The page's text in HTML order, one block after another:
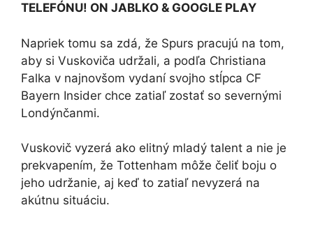
TELEFÓNU! ON JABLKO & GOOGLE PLAY
Napriek tomu sa zdá, že Spurs pracujú na tom,
aby si Vuskoviča udržali, a podľa Christiana
Falka v najnovšom vydaní svojho stĺpca CF
Bayern Insider chce zatiaľ zostať so severnými
Londýnčanmi.
Vuskovič vyzerá ako elitný mladý talent a nie je
prekvapením, že Tottenham môže čeliť boju o
jeho udržanie, aj keď to zatiaľ nevyzerá na
akútnu situáciu.